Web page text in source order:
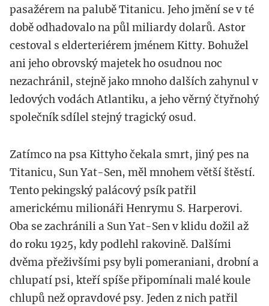
pasažérem na palubě Titanicu. Jeho jmění se v té
době odhadovalo na půl miliardy dolarů. Astor
cestoval s elderteriérem jménem Kitty. Bohužel
ani jeho obrovský majetek ho osudnou noc
nezachránil, stejně jako mnoho dalších zahynul v
ledových vodách Atlantiku, a jeho věrný čtyřnohý
společník sdílel stejný tragický osud.
Zatímco na psa Kittyho čekala smrt, jiný pes na
Titanicu, Sun Yat-Sen, měl mnohem větší štěstí.
Tento pekingský palácový psík patřil
americkému milionáři Henrymu S. Harperovi.
Oba se zachránili a Sun Yat-Sen v klidu dožil až
do roku 1925, kdy podlehl rakovině. Dalšími
dvěma přeživšími psy byli pomeraniani, drobní a
chlupatí psi, kteří spíše připomínali malé koule
chlupů než opravdové psy. Jeden z nich patřil